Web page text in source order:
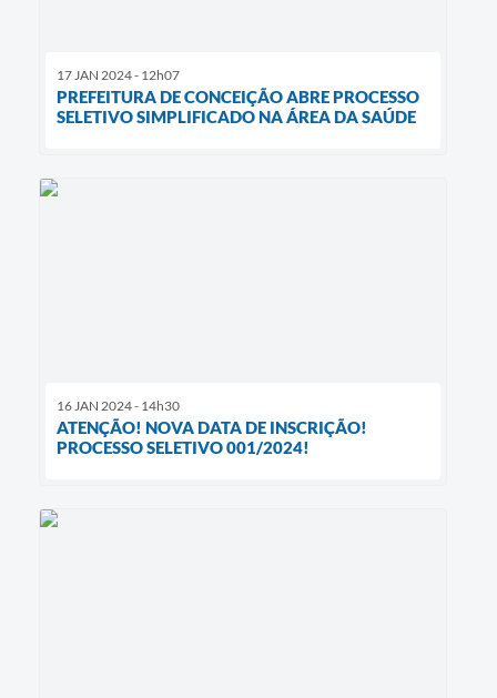
17 JAN 2024 - 12h07
PREFEITURA DE CONCEIÇÃO ABRE PROCESSO
SELETIVO SIMPLIFICADO NA ÁREA DA SAÚDE
16 JAN 2024 - 14h30
ATENÇÃO! NOVA DATA DE INSCRIÇÃO!
PROCESSO SELETIVO 001/2024!